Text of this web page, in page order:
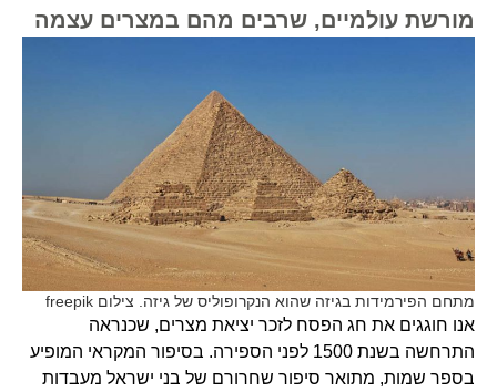
מורשת עולמיים, שרבים מהם במצרים עצמה
מתחם הפירמידות בגיזה שהוא הנקרופוליס של גיזה. צילום freepik
אנו חוגגים את חג הפסח לזכר יציאת מצרים, שכנראה
התרחשה בשנת 1500 לפני הספירה. בסיפור המקראי המופיע
בספר שמות, מתואר סיפור שחרורם של בני ישראל מעבדות